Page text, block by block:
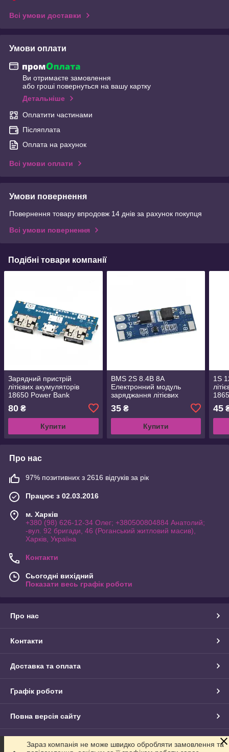
Всі умови доставки
Умови оплати
Ви отримаєте замовлення
або гроші повернуться на вашу картку
Детальніше
Оплатити частинами
Післяплата
Оплата на рахунок
Всі умови оплати
Умови повернення
Повернення товару впродовж 14 днів за рахунок покупця
Всі умови повернення
Подібні товари компанії
Зарядний пристрій
літієвих акумуляторів
18650 Power Bank
2.4A
80 ₴
Купити
BMS 2S 8.4В 8A
Електронний модуль
заряджання літієвих
акумуляторів із захистом
та балансиром
35₴
Купити
1S
45
Про нас
97% позитивних з 2616 відгуків за рік
Працює з 02.03.2016
м. Харків
+380 (98) 626-12-34 Олег; +380500804884 Анатолий;
-вул. 92 бригади, 46 (Роганський житловий масив),
Харків, Україна
Контакти
Сьогодні вихідний
Показати весь графік роботи
Про нас
Контакти
Доставка та оплата
Графік роботи
Повна версія сайту
Сайт створено на маркетплейсі Prom.ua
Зараз компанія не може швидко обробляти замовлення та